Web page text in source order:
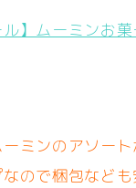
ル】ムーミンお
ミンのアソート
ので梱包なども